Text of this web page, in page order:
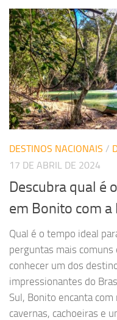
DESTINOS NACIONAIS /
17 DE ABRIL DE 2024
Descubra qual é
em Bonito com
Qual é o tempo ideal
perguntas mais
conhecer um dos
impressionantes do
Sul, Bonito encanta
cavernas, cachoeiras e